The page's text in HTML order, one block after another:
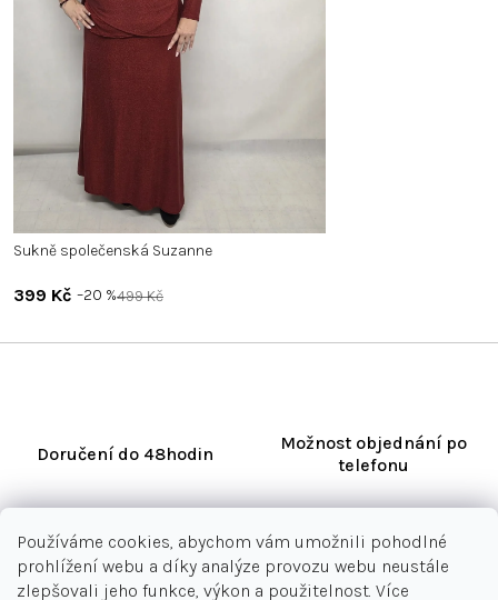
Používáme cookies, abychom vám umožnili pohodlné
prohlížení webu a díky analýze provozu webu neustále
zlepšovali jeho funkce, výkon a použitelnost. Více
Doručení do 48hodin
Možnost objednání po
telefonu
Při reklamaci/vrácení
PLUS SIZE
Sukně společenská Suzanne
399 Kč 499 Kč
–20 %